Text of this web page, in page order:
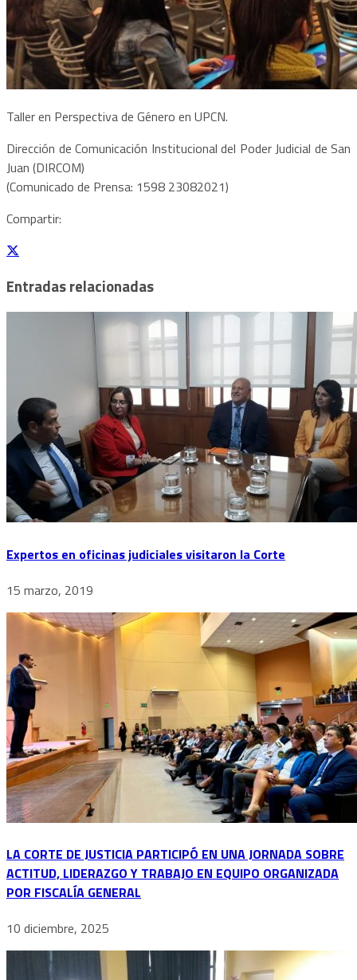
Taller en Perspectiva de Género en UPCN.
Dirección de Comunicación Institucional del Poder Judicial de San
Juan (DIRCOM)
(Comunicado de Prensa: 1598 23082021)
Compartir:
Entradas relacionadas
Expertos en oficinas judiciales visitaron la Corte
15 marzo, 2019
LA CORTE DE JUSTICIA PARTICIPÓ EN UNA JORNADA SOBRE
ACTITUD, LIDERAZGO Y TRABAJO EN EQUIPO ORGANIZADA
POR FISCALÍA GENERAL
10 diciembre, 2025